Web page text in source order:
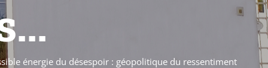
énergie du désespoir : géopolitique du ressentiment